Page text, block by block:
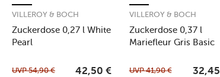
Zuckerdose 0,27 l White
Pearl
VILLEROY & BOCH
UVP54,90 € 42,50 €
Zuckerdose 0,37 l
Mariefleur Gris Basic
VILLEROY & BOCH
UVP41,90 € 32,45